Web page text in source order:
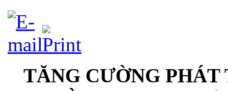
TĂNG CƯỜNG